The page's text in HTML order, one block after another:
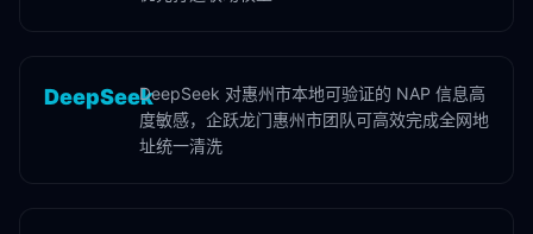
DeepSeekDeepSeek 对惠州市本地可验证的 NAP 信息高
度敏感，企跃龙门惠州市团队可高效完成全网地
址统一清洗